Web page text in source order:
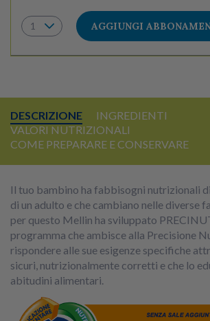
AGGIUNGI
DESCRIZIONE
INGREDIENTI
VALORI NUTRIZIONALI
COME PREPARARE E CONSERVARE
Il tuo bambino ha fabbisogni nutrizionali
di un adulto e che cambiano nelle diverse
per questo Mellin ha sviluppato
programma che ambisce alla Precisione
rispondere alle sue esigenze specifiche
sicuri, nutrizionalmente corretti e che lo
abitudini alimentari.